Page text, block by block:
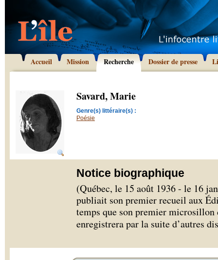
Accueil Mission Recherche Dossier de presse
Savard, Marie
Genre(s) littéraire(s) :
Poésie
Notice biographique
(Québec, le 15 août 1936 - le 16
publiait son premier recueil aux
temps que son premier microsillon
enregistrera par la suite d’autres